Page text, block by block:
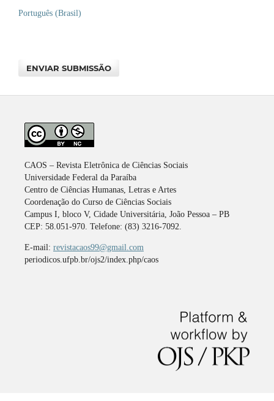
Português (Brasil)
ENVIAR SUBMISSÃO
CAOS – Revista Eletrônica de Ciências Sociais
Universidade Federal da Paraíba
Centro de Ciências Humanas, Letras e Artes
Coordenação do Curso de Ciências Sociais
Campus I, bloco V, Cidade Universitária, João Pessoa – PB
CEP: 58.051-970. Telefone: (83) 3216-7092.
E-mail: revistacaos99@gmail.com
periodicos.ufpb.br/ojs2/index.php/caos